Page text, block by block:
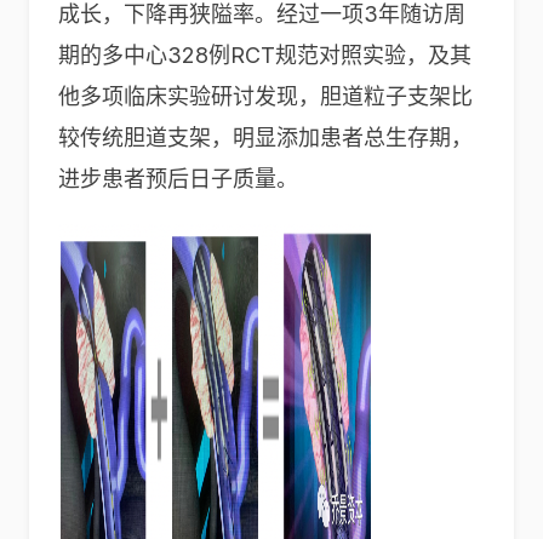
成长，下降再狭隘率。经过一项3年随访周
期的多中心328例RCT规范对照实验，及其
他多项临床实验研讨发现，胆道粒子支架比
较传统胆道支架，明显添加患者总生存期，
进步患者预后日子质量。